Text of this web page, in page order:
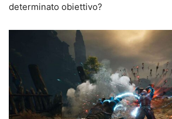
determinato obiettivo?